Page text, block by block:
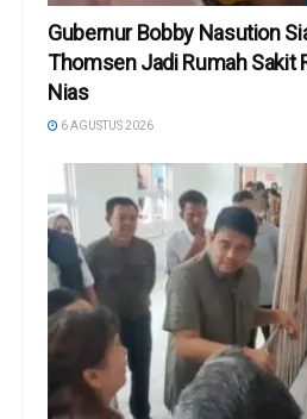
Gubernur Bobby Nasution
Thomsen Jadi Rumah Sakit
Nias
6 AGUSTUS 2026